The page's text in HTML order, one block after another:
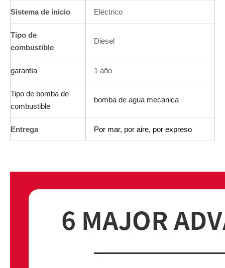
Sistema de inicio Eléctrico
Tipo de
combustible
Diesel
garantía 1 año
Tipo de bomba de
combustible
bomba de agua mecanica
Entrega Por mar, por aire, por expreso